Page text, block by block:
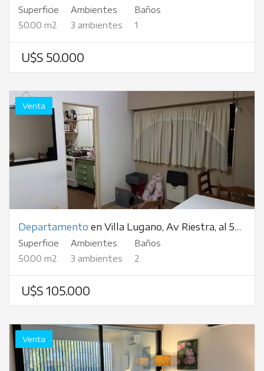
Superficie
50.00 m2
Ambientes
3 ambientes
Baños
1
U$S 50.000
Venta
Departamento en Villa Lugano, Av Riestra, al 5500
Superficie
50.00 m2
Ambientes
3 ambientes
Baños
2
U$S 105.000
Venta